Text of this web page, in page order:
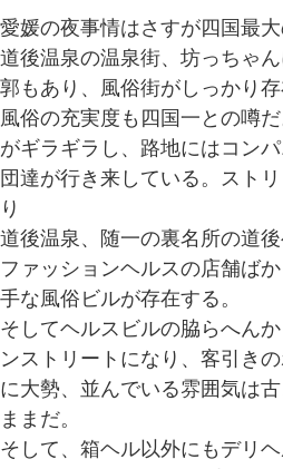
愛媛の夜事情はさすが四国最大
道後温泉の温泉街、坊っちゃ
郭もあり、風俗街がしっかり存
風俗の充実度も四国一との噂
がギラギラし、路地にはコン
団達が行き来している。スト
り
道後温泉、随一の裏名所の道
ファッションヘルスの店舗ば
手な風俗ビルが存在する。
そしてヘルスビルの脇らへん
ンストリートになり、客引き
に大勢、並んでいる雰囲気は
ままだ。
そして、箱ヘル以外にもデリ